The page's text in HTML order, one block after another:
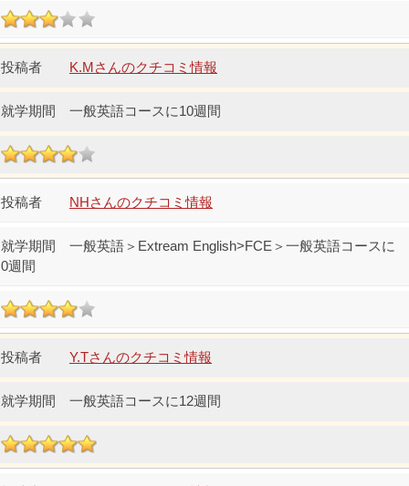
K.Mさんのクチコミ情報
一般英語コースに10週間
NHさんのクチコミ情報
一般英語＞Extream English>FCE＞一般英語コースに
0週間
Y.Tさんのクチコミ情報
一般英語コースに12週間